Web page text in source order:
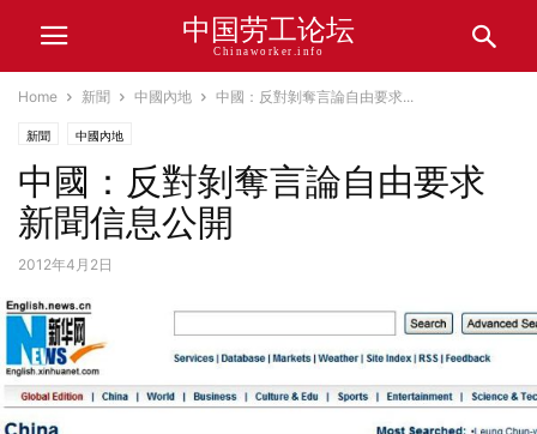
中国劳工论坛
Chinaworker.info
Home 新聞 中國內地 中國：反對剝奪言論自由要求...
新聞 中國內地
中國：反對剝奪言論自由要求
新聞信息公開
2012年4月2日